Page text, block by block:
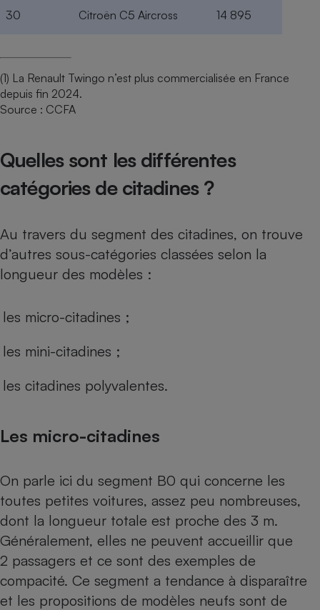
30 Citroën C5 Aircross 14 895
(1) La Renault Twingo n’est plus commercialisée en France
depuis fin 2024.
Source : CCFA
Quelles sont les différentes
catégories de citadines ?
Au travers du segment des citadines, on trouve
d’autres sous-catégories classées selon la
longueur des modèles :
les micro-citadines ;
les mini-citadines ;
les citadines polyvalentes.
Les micro-citadines
On parle ici du segment B0 qui concerne les
toutes petites voitures, assez peu nombreuses,
dont la longueur totale est proche des 3 m.
Généralement, elles ne peuvent accueillir que
2 passagers et ce sont des exemples de
compacité. Ce segment a tendance à disparaître
et les propositions de modèles neufs sont de